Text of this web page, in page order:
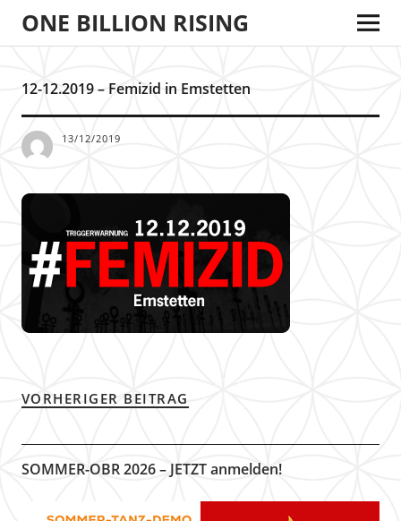
ONE BILLION RISING
12-12.2019 – Femizid in Emstetten
13/12/2019
VORHERIGER BEITRAG
SOMMER-OBR 2026 – JETZT anmelden!